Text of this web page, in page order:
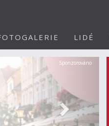
LIDÉ
Další
Sponzorováno